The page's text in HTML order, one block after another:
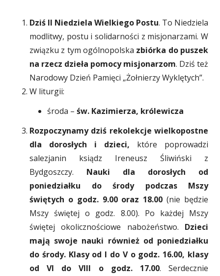
Dziś II Niedziela Wielkiego Postu. To Niedziela
modlitwy, postu i solidarności z misjonarzami. W
związku z tym ogólnopolska zbiórka do puszek
na rzecz dzieła pomocy misjonarzom. Dziś też
Narodowy Dzień Pamięci „Żołnierzy Wyklętych”.
W liturgii:
środa – św. Kazimierza, królewicza
Rozpoczynamy dziś rekolekcje wielkopostne
dla dorosłych i dzieci, które poprowadzi
salezjanin ksiądz Ireneusz Śliwiński z
Bydgoszczy. Nauki dla dorosłych od
poniedziałku do środy podczas Mszy
świętych o godz. 9.00 oraz 18.00 (nie będzie
Mszy świętej o godz. 8.00). Po każdej Mszy
świętej okolicznościowe nabożeństwo. Dzieci
mają swoje nauki również od poniedziałku
do środy. Klasy od I do V o godz. 16.00, klasy
od VI do VIII o godz. 17.00. Serdecznie